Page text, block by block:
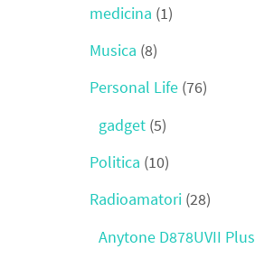
medicina (1)
Musica (8)
Personal Life (76)
gadget (5)
Politica (10)
Radioamatori (28)
Anytone D878UVII Plus